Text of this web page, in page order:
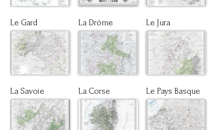
Le Gard La Drôme Le Jura
La Savoie La Corse Le Pays Basque